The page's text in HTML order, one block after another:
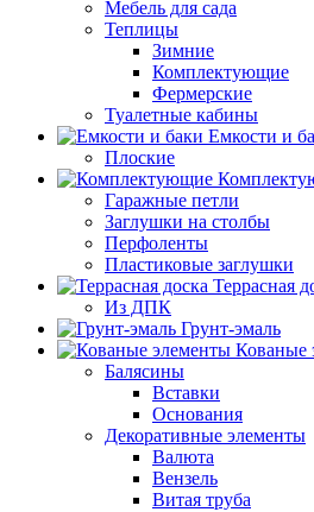
Мебель для сада
Теплицы
Зимние
Комплектующие
Фермерские
Туалетные кабины
Емкости и
Плоские
Гаражные петли
Заглушки на столбы
Перфоленты
Пластиковые заглушки
Террасная
Из ДПК
Грунт-эмаль
Кованые
Балясины
Вставки
Основания
Декоративные элементы
Валюта
Вензель
Витая труба